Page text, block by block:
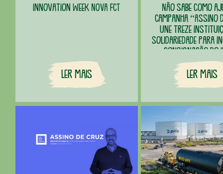
Innovation Week NOVA FCT
Ler Mais
Não sabe como
Campanha “Assino
une treze
solidariedade para
consignação do
Portugal
Ler Mais